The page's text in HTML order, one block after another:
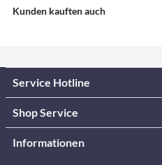
Kunden kauften auch
Service Hotline
Shop Service
Informationen